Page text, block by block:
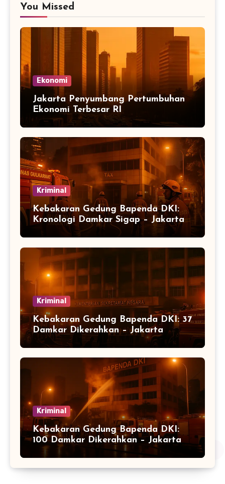
You Missed
Ekonomi
Jakarta Penyumbang Pertumbuhan
Ekonomi Terbesar RI
Kriminal
Kebakaran Gedung Bapenda DKI:
Kronologi Damkar Sigap – Jakarta
Kriminal
Kebakaran Gedung Bapenda DKI: 37
Damkar Dikerahkan – Jakarta
Kriminal
Kebakaran Gedung Bapenda DKI:
100 Damkar Dikerahkan – Jakarta